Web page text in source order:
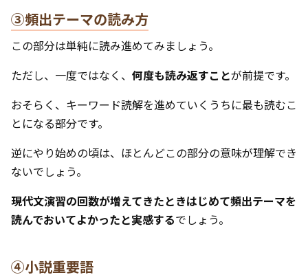
③頻出テーマの読み方
この部分は単純に読み進めてみましょう。
ただし、一度ではなく、 何度も読み返すことが前提です。
おそらく、キーワード読解を進めていくうちに最も読むこ
とになる部分です。
逆にやり始めの頃は、ほとんどこの部分の意味が理解でき
ないでしょう。
現代文演習の回数が増えてきたときはじめて頻出テーマを
読んでおいてよかったと実感するでしょう。
④小説重要語